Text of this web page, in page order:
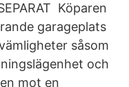
Köparen
garageplats
såsom
och
mot en